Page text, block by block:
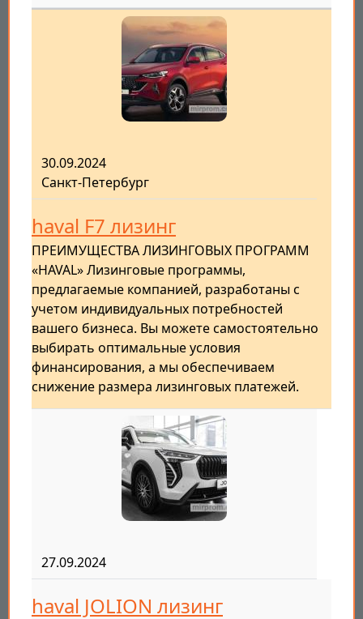
30.09.2024
Санкт-Петербург
haval F7 лизинг
ПРЕИМУЩЕСТВА ЛИЗИНГОВЫХ ПРОГРАММ
«HAVAL» Лизинговые программы,
предлагаемые компанией, разработаны с
учетом индивидуальных потребностей
вашего бизнеса. Вы можете самостоятельно
выбирать оптимальные условия
финансирования, а мы обеспечиваем
снижение размера лизинговых платежей.
27.09.2024
haval JOLION лизинг